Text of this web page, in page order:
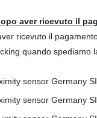
aver ricevuto il
ricevuto il
quando spediamo